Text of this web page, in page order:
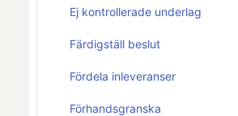
Ej kontrollerade underlag
Färdigställ beslut
Fördela inleveranser
Förhandsgranska